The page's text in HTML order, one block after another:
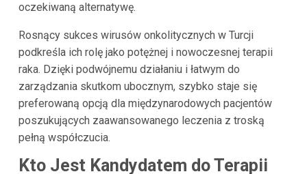
oczekiwaną alternatywę.
Rosnący sukces wirusów onkolitycznych w Turcji
podkreśla ich rolę jako potężnej i nowoczesnej terapii
raka. Dzięki podwójnemu działaniu i łatwym do
zarządzania skutkom ubocznym, szybko staje się
preferowaną opcją dla międzynarodowych pacjentów
poszukujących zaawansowanego leczenia z troską
pełną współczucia.
Kto Jest Kandydatem do Terapii